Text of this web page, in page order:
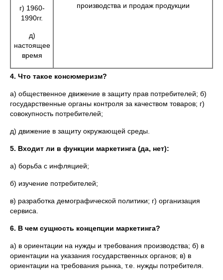
г) 1960-
1990гг.
д)
настоящее
время
производства и продаж продукции
4. Что такое консюмеризм?
а) общественное движение в защиту прав потребителей; б)
государственные органы контроля за качеством товаров; г)
совокупность потребителей;
д) движение в защиту окружающей среды.
5. Входит ли в функции маркетинга (да, нет):
а) борьба с инфляцией;
б) изучение потребителей;
в) разработка демографической политики; г) организация
сервиса.
6. В чем сущность концепции маркетинга?
а) в ориентации на нужды и требования производства; б) в
ориентации на указания государственных органов; в) в
ориентации на требования рынка, т.е. нужды потребителя.